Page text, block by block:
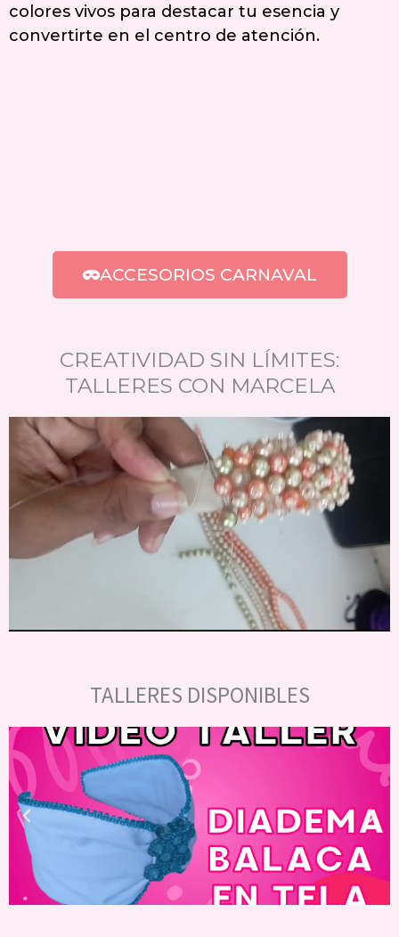
colores vivos para destacar tu esencia y
convertirte en el centro de atención.
ACCESORIOS CARNAVAL
CREATIVIDAD SIN LÍMITES:
TALLERES CON MARCELA
TALLERES DISPONIBLES